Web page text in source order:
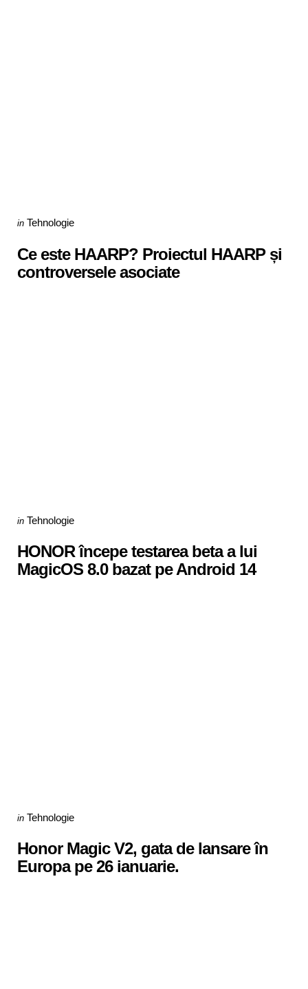
Categories
Posted
in Tehnologie
Ce este HAARP? Proiectul HAARP și
controversele asociate
Categories
Posted
in Tehnologie
HONOR începe testarea beta a lui
MagicOS 8.0 bazat pe Android 14
Categories
Posted
in Tehnologie
Honor Magic V2, gata de lansare în
Europa pe 26 ianuarie.